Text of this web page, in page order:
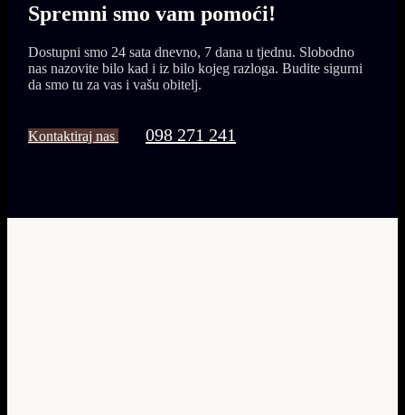
Spremni smo vam pomoći!
Dostupni smo 24 sata dnevno, 7 dana u tjednu. Slobodno
nas nazovite bilo kad i iz bilo kojeg razloga. Budite sigurni
da smo tu za vas i vašu obitelj.
Kontaktiraj nas 098 271 241